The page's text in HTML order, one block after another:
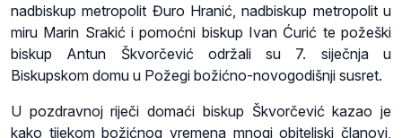
nadbiskup metropolit Đuro Hranić, nadbiskup metropolit u
miru Marin Srakić i pomoćni biskup Ivan Ćurić te požeški
biskup Antun Škvorčević održali su 7. siječnja u
Biskupskom domu u Požegi božićno-novogodišnji susret.
U pozdravnoj riječi domaći biskup Škvorčević kazao je
kako tijekom božićnog vremena mnogi obiteljski članovi,